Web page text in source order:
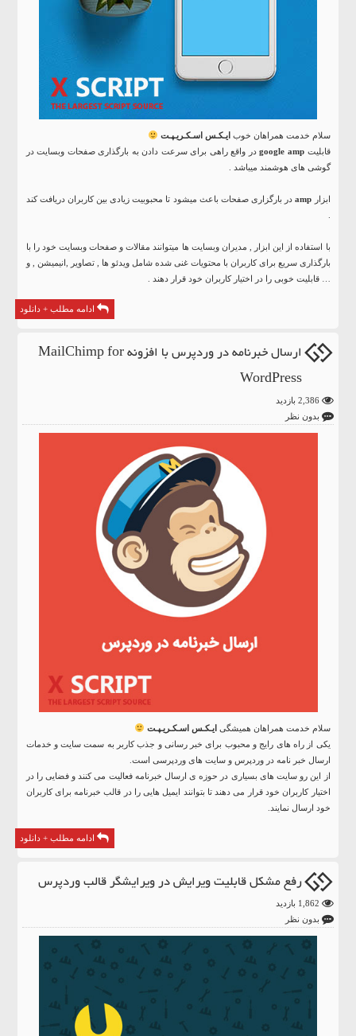
سلام خدمت همراهان خوب ایـکـس اسـکـریـپـت
قابلیتgoogle ampدر واقع راهی برای سرعت دادن به بارگذاری صفحات وبسایت در
گوشی های هوشمند میباشد .
ابزار
در بارگزاری صفحات باعث میشود تا محبوبیت زیادی بین کاربران دریافت کند
با استفاده از این ابزار , مدیران وبسایت ها میتوانند مقالات و صفحات وبسایت خود را با
بارگذاری سریع برای کاربران با محتویات غنی شده شامل ویدئو ها , تصاویر ,انیمیشن , و
… قابلیت خوبی را در اختیار کاربران خود قرار دهند .
ادامه مطلب + دانلود
ارسال خبرنامه در وردپرس با افزونه MailChimp for
WordPress
2,386 بازدید
بدون نظر
سلام خدمت همراهان همیشگی ایـکـس اسـکـریـپـت
یکی از راه های رایج و محبوب برای خبر رسانی و جذب کاربر به سمت سایت و خدمات
ارسال خبر نامه در وردپرس و سایت های وردپرسی است.
از این رو سایت های بسیاری در حوزه ی ارسال خبرنامه فعالیت می کنند و فضایی را در
اختیار کاربران خود قرار می دهند تا بتوانند ایمیل هایی را در قالب خبرنامه برای کاربران
خود ارسال نمایند.
ادامه مطلب + دانلود
رفع مشکل قابلیت ویرایش در ویرایشگر قالب وردپرس
بدون نظر